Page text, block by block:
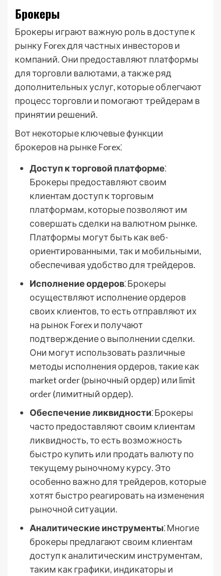
Брокеры
Брокеры играют важную роль в доступе к
рынку Forex для частных инвесторов и
компаний. Они предоставляют платформы
для торговли валютами, а также ряд
дополнительных услуг, которые облегчают
процесс торговли и помогают трейдерам в
принятии решений.
Вот некоторые ключевые функции
брокеров на рынке Forex⁚
Доступ к торговой платформе⁚
Брокеры предоставляют своим
клиентам доступ к торговым
платформам, которые позволяют им
совершать сделки на валютном рынке.
Платформы могут быть как веб-
ориентированными, так и мобильными,
обеспечивая удобство для трейдеров.
Исполнение ордеров⁚ Брокеры
осуществляют исполнение ордеров
своих клиентов, то есть отправляют их
на рынок Forex и получают
подтверждение о выполнении сделки.
Они могут использовать различные
методы исполнения ордеров, такие как
market order (рыночный ордер) или limit
order (лимитный ордер).
Обеспечение ликвидности⁚ Брокеры
часто предоставляют своим клиентам
ликвидность, то есть возможность
быстро купить или продать валюту по
текущему рыночному курсу. Это
особенно важно для трейдеров, которые
хотят быстро реагировать на изменения
рыночной ситуации.
Аналитические инструменты⁚ Многие
брокеры предлагают своим клиентам
доступ к аналитическим инструментам,
таким как графики, индикаторы и